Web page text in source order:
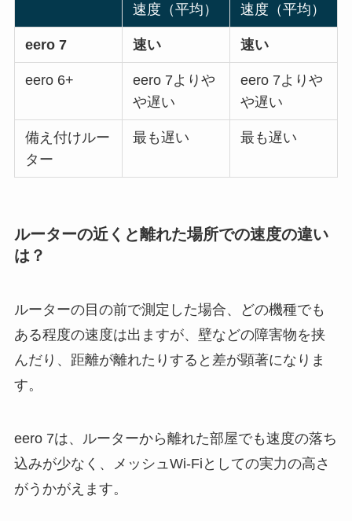
速度（平均） 速度（平均）
eero 7 速い 速い
eero 6+
eero 7よりや
や遅い
eero 7よりや
や遅い
備え付けルー
ター
最も遅い 最も遅い
ルーターの近くと離れた場所での速度の違い
は？
ルーターの目の前で測定した場合、どの機種でも
ある程度の速度は出ますが、壁などの障害物を挟
んだり、距離が離れたりすると差が顕著になりま
す。
eero 7は、ルーターから離れた部屋でも速度の落ち
込みが少なく、メッシュWi-Fiとしての実力の高さ
がうかがえます。